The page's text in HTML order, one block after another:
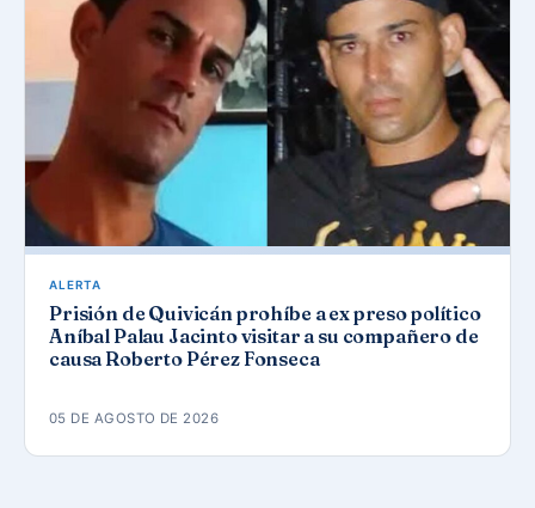
ALERTA
Prisión de Quivicán prohíbe a ex preso político
Aníbal Palau Jacinto visitar a su compañero de
causa Roberto Pérez Fonseca
05 DE AGOSTO DE 2026